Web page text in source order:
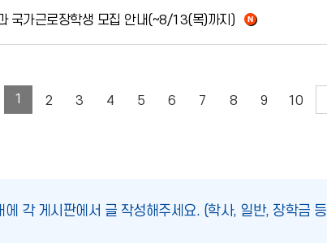
국가근로장학생 모집 안내(~8/13(목)까지)
1 2 3 4 5 6 7 8 9 10
각 게시판에서 글 작성해주세요. (학사, 일반, 장학금